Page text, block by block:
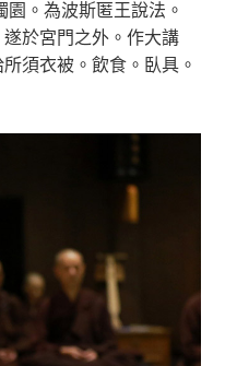
。為波斯匿王說法。
於宮門之外。作大講
須衣被。飲食。臥具。